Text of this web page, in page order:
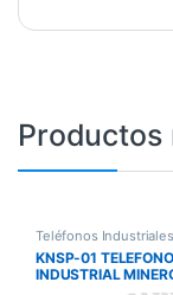
Productos
Teléfonos Industriales
KNSP-01 TELEFONO
INDUSTRIAL